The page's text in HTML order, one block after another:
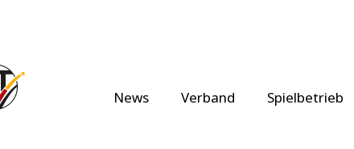
News Verband Spielbetrieb